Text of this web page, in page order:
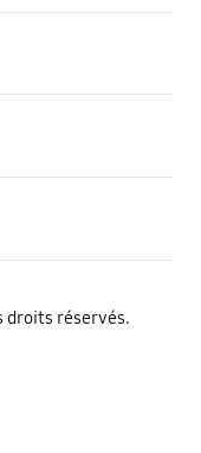
droits réservés.